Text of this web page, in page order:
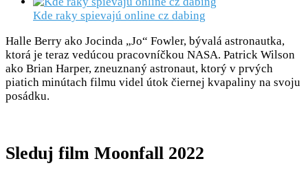
Kde raky spievajú online cz dabing
Halle Berry ako Jocinda „Jo“ Fowler, bývalá astronautka,
ktorá je teraz vedúcou pracovníčkou NASA. Patrick Wilson
ako Brian Harper, zneuznaný astronaut, ktorý v prvých
piatich minútach filmu videl útok čiernej kvapaliny na svoju
posádku.
Sleduj film Moonfall 2022